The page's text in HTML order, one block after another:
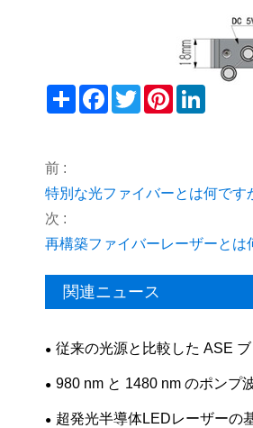
Share Facebook
TwitterPinterest
前 :
特別な光ファイバーとは何です
次 :
再構築ファイバーレーザーとは
関連ニュース
従来の光源と比較した ASE
か?
980 nm と 1480 nm のポンプ
超発光半導体LEDレーザーの